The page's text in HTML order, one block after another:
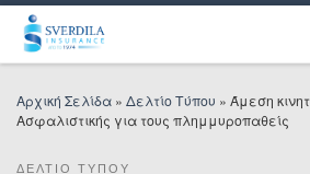
Μετάβαση στο περιεχόμενο
Αρχική Σελίδα » Δελτίο Τύπου » Άμεση
Ασφαλιστικής για τους πλημμυροπαθείς
ΔΕΛΤΊΟ ΤΎΠΟΥ